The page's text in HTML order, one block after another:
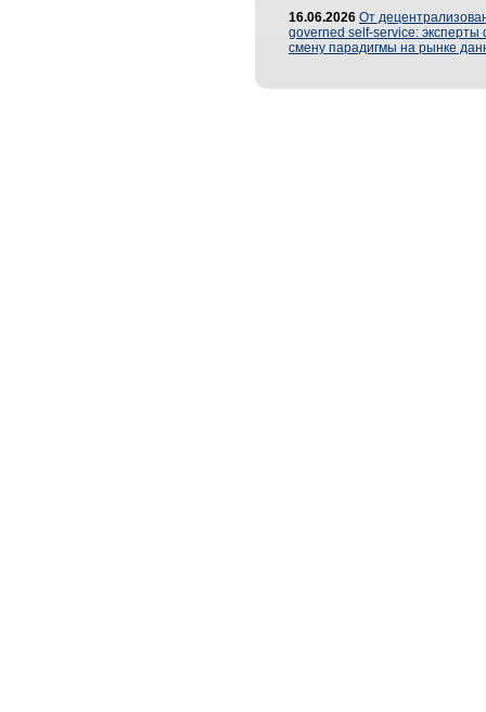
16.06.2026 От
governed self-service: эксперты
смену парадигмы на рынке